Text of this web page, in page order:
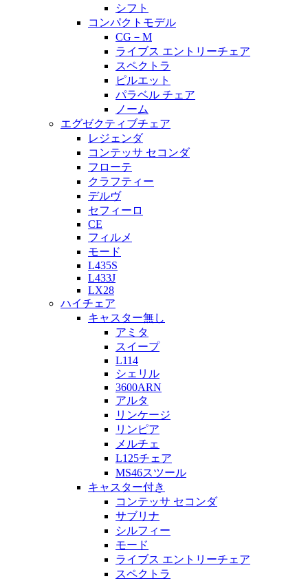
シフト
コンパクトモデル
CG－M
ライブス エントリーチェア
スペクトラ
ピルエット
パラベル チェア
ノーム
エグゼクティブチェア
レジェンダ
コンテッサ セコンダ
フローテ
クラフティー
デルヴ
セフィーロ
CE
フィルメ
モード
L435S
L433J
LX28
ハイチェア
キャスター無し
アミタ
スイープ
L114
シェリル
3600ARN
アルタ
リンケージ
リンピア
メルチェ
L125チェア
MS46スツール
キャスター付き
コンテッサ セコンダ
サブリナ
シルフィー
モード
ライブス エントリーチェア
スペクトラ